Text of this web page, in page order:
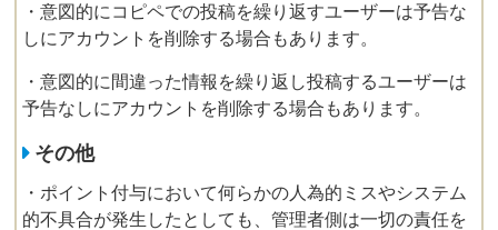
・意図的にコピペでの投稿を繰り返すユーザーは予告な
しにアカウントを削除する場合もあります。
・意図的に間違った情報を繰り返し投稿するユーザーは
予告なしにアカウントを削除する場合もあります。
その他
・ポイント付与において何らかの人為的ミスやシステム
的不具合が発生したとしても、管理者側は一切の責任を